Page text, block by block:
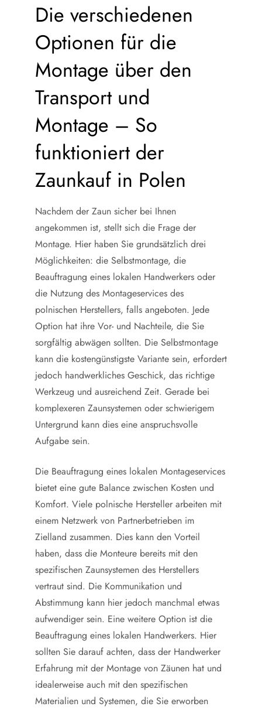
Die verschiedenen
Optionen für die
Montage über den
Transport und
Montage – So
funktioniert der
Zaunkauf in Polen
Nachdem der Zaun sicher bei Ihnen
angekommen ist, stellt sich die Frage der
Montage. Hier haben Sie grundsätzlich drei
Möglichkeiten: die Selbstmontage, die
Beauftragung eines lokalen Handwerkers oder
die Nutzung des Montageservices des
polnischen Herstellers, falls angeboten. Jede
Option hat ihre Vor- und Nachteile, die Sie
sorgfältig abwägen sollten. Die Selbstmontage
kann die kostengünstigste Variante sein, erfordert
jedoch handwerkliches Geschick, das richtige
Werkzeug und ausreichend Zeit. Gerade bei
komplexeren Zaunsystemen oder schwierigem
Untergrund kann dies eine anspruchsvolle
Aufgabe sein.
Die Beauftragung eines lokalen Montageservices
bietet eine gute Balance zwischen Kosten und
Komfort. Viele polnische Hersteller arbeiten mit
einem Netzwerk von Partnerbetrieben im
Zielland zusammen. Dies kann den Vorteil
haben, dass die Monteure bereits mit den
spezifischen Zaunsystemen des Herstellers
vertraut sind. Die Kommunikation und
Abstimmung kann hier jedoch manchmal etwas
aufwendiger sein. Eine weitere Option ist die
Beauftragung eines lokalen Handwerkers. Hier
sollten Sie darauf achten, dass der Handwerker
Erfahrung mit der Montage von Zäunen hat und
idealerweise auch mit den spezifischen
Materialien und Systemen, die Sie erworben